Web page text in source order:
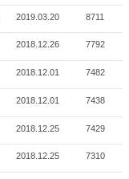
2019.03.20 8711
2018.12.26 7792
2018.12.01 7482
2018.12.01 7438
2018.12.25 7429
2018.12.25 7310